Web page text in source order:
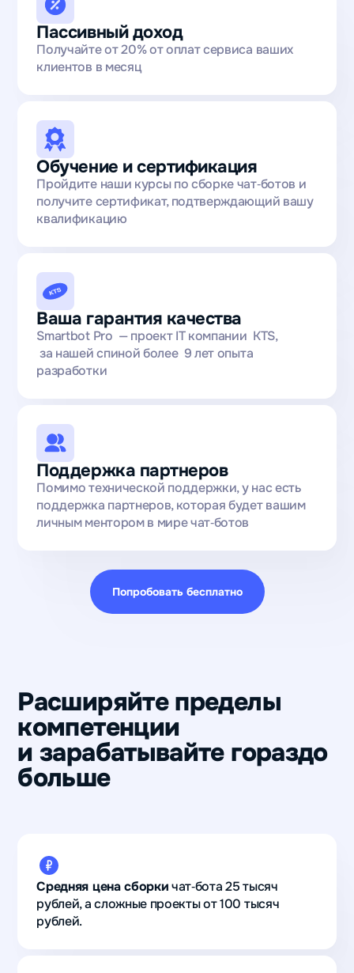
Пассивный доход
Получайте от 20% от оплат сервиса ваших
клиентов в месяц
Обучение и сертификация
Пройдите наши курсы по сборке чат‑ботов и
получите сертификат, подтверждающий вашу
квалификацию
Ваша гарантия качества
Smartbot Pro — проект IT компании KTS,
за нашей спиной более 9 лет опыта
разработки
Поддержка партнеров
Помимо технической поддержки, у нас есть
поддержка партнеров, которая будет вашим
личным ментором в мире чат‑ботов
Попробовать бесплатно
Расширяйте пределы
компетенции
и зарабатывайте гораздо
больше
Средняя цена сборкичат‑бота 25 тысяч
рублей, а сложные проекты от 100 тысяч
рублей.